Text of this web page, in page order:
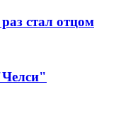
стал отцом